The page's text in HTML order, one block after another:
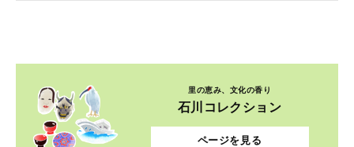
里の恵み、文化の香り
石川コレクション
ページを見る